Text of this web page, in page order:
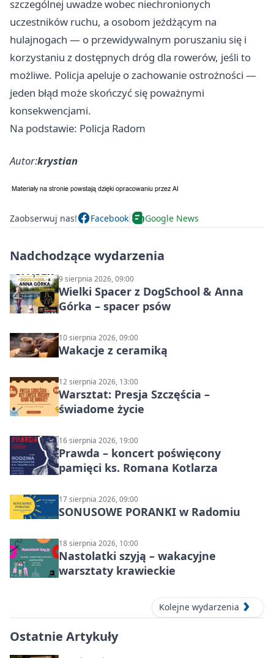
szczególnej uwadze wobec niechronionych
uczestników ruchu, a osobom jeżdżącym na
hulajnogach — o przewidywalnym poruszaniu się i
korzystaniu z dostępnych dróg dla rowerów, jeśli to
możliwe. Policja apeluje o zachowanie ostrożności —
jeden błąd może skończyć się poważnymi
konsekwencjami.
Na podstawie: Policja Radom
Autor:krystian
Zaobserwuj nas! Facebook Google News
Nadchodzące wydarzenia
9 sierpnia 2026, 09:00
Wielki Spacer z DogSchool & Anna
Górka – spacer psów
10 sierpnia 2026, 09:00
Wakacje z ceramiką
12 sierpnia 2026, 13:00
Warsztat: Presja Szczęścia –
świadome życie
16 sierpnia 2026, 19:00
Prawda – koncert poświęcony
pamięci ks. Romana Kotlarza
17 sierpnia 2026, 09:00
SONUSOWE PORANKI w Radomiu
18 sierpnia 2026, 10:00
Nastolatki szyją – wakacyjne
warsztaty krawieckie
Kolejne wydarzenia
Ostatnie Artykuły